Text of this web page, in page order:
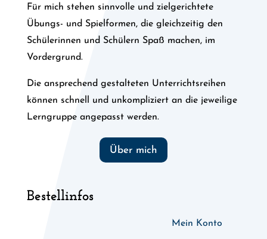
Für mich stehen sinnvolle und zielgerichtete
Übungs- und Spielformen, die gleichzeitig den
Schülerinnen und Schülern Spaß machen, im
Vordergrund.
Die ansprechend gestalteten Unterrichtsreihen
können schnell und unkompliziert an die jeweilige
Lerngruppe angepasst werden.
Über mich
Bestellinfos
Mein Konto